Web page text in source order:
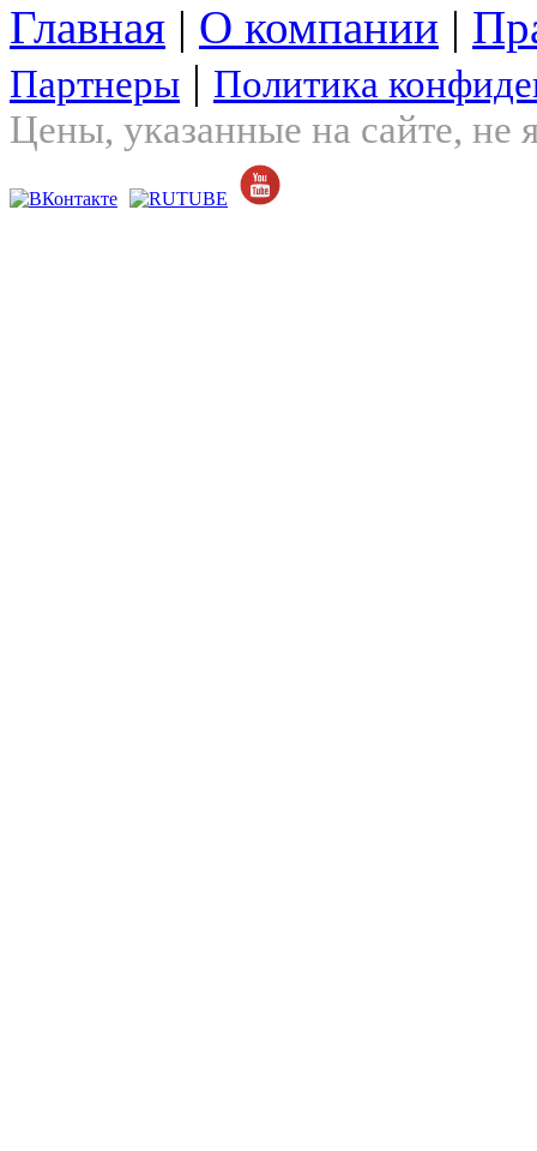
Главная | О компании |
Партнеры | Политика
Цены, указанные на сайте, не